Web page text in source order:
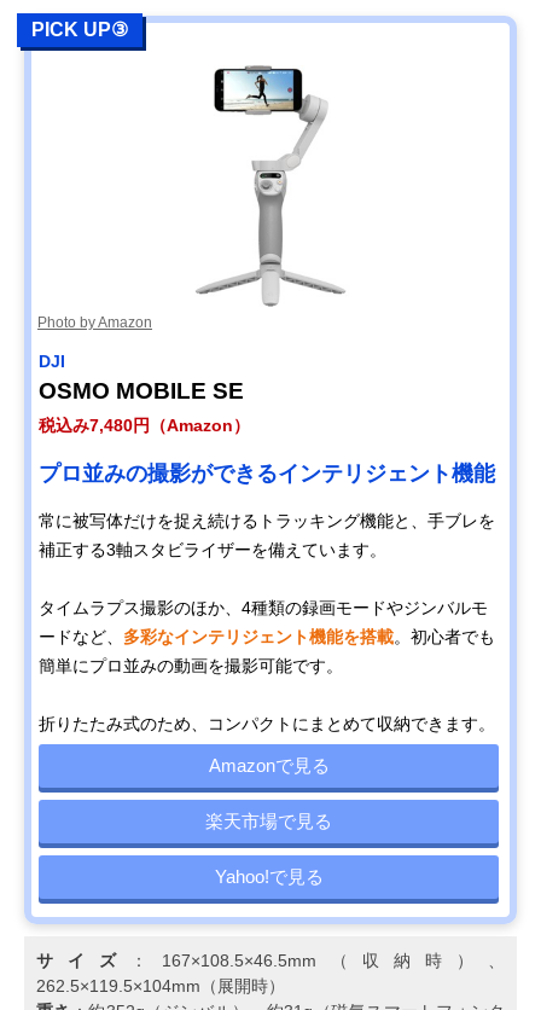
PICK UP③
Photo by Amazon
DJI
OSMO MOBILE SE
税込み7,480円（Amazon）
プロ並みの撮影ができるインテリジェント機能
常に被写体だけを捉え続けるトラッキング機能と、手ブレを
補正する3軸スタビライザーを備えています。
タイムラプス撮影のほか、4種類の録画モードやジンバルモ
ードなど、 多彩なインテリジェント機能を搭載。初心者でも
簡単にプロ並みの動画を撮影可能です。
折りたたみ式のため、コンパクトにまとめて収納できます。
Amazonで見る
楽天市場で見る
Yahoo!で見る
サイズ
：167×108.5×46.5mm（収納時）、
262.5×119.5×104mm（展開時）